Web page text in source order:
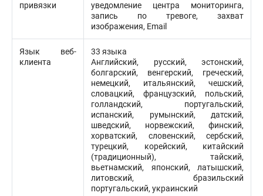
привязки
уведомление центра мониторинга,
запись по тревоге, захват
изображения, Email
Язык веб-
клиента
33 языка
Английский, русский, эстонский,
болгарский, венгерский, греческий,
немецкий, итальянский, чешский,
словацкий, французский, польский,
голландский, португальский,
испанский, румынский, датский,
шведский, норвежский, финский,
хорватский, словенский, сербский,
турецкий, корейский, китайский
(традиционный), тайский,
вьетнамский, японский, латышский,
литовский, бразильский
португальский, украинский